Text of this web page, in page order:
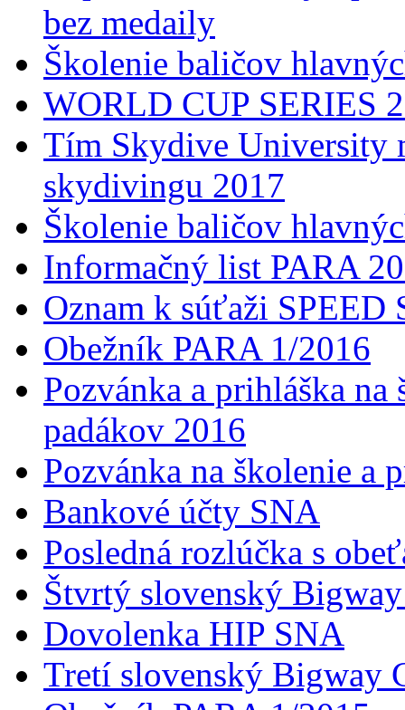
bez medaily
Školenie baličov
WORLD CUP SERIES
Tím Skydive University
skydivingu 2017
Školenie baličov
Informačný list PARA
Oznam k súťaži SPEED
Obežník PARA 1/2016
Pozvánka a prihláška
padákov 2016
Pozvánka na školenie a
Bankové účty SNA
Posledná rozlúčka s
Štvrtý slovenský
Dovolenka HIP SNA
Tretí slovenský Bigway